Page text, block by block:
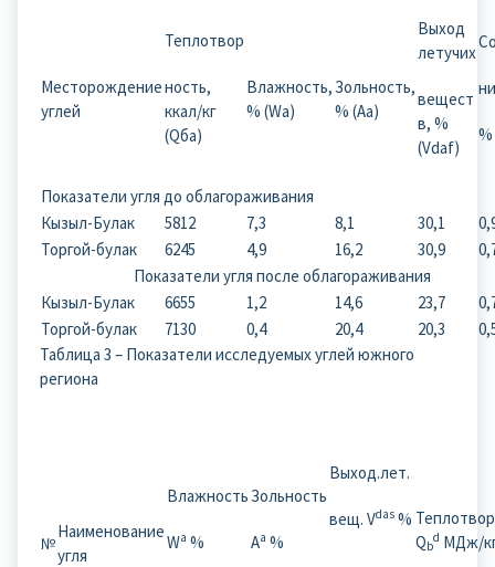
Месторождение
углей
Теплотвор
ность,
ккал/кг
(Qба)
Влажность,
% (Wа)
Зольность,
% (Aа)
Выход
летучих
вещест
в, %
(Vdaf)
Показатели угля до облагораживания
Кызыл-Булак
5812 7,3 8,1 30,1
Торгой-булак
6245 4,9 16,2 30,9
Показатели угля после облагораживания
Кызыл-Булак
6655 1,2 14,6 23,7
Торгой-булак
7130 0,4 20,4 20,3
Таблица 3 – Показатели исследуемых углей южного
региона
№
Наименование
угля
Влажность
Wa %
Зольность
Aa %
Выход.лет.
вещ. Vdas %
Qb
d МДж/